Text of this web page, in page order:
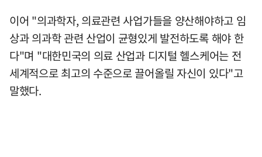
이어 "의과학자, 의료관련 사업가들을 양산해야하고 임
상과 의과학 관련 산업이 균형있게 발전하도록 해야 한
다"며 "대한민국의 의료 산업과 디지털 헬스케어는 전
세계적으로 최고의 수준으로 끌어올릴 자신이 있다"고
말했다.